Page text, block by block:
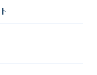
のは誰です
よって作成されま
する